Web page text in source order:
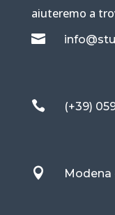
aiuteremo a

 (+39)
 Modena